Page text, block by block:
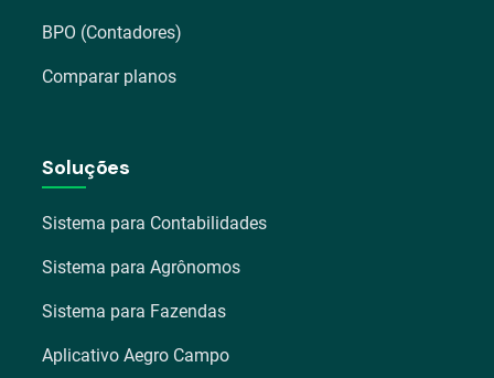
BPO (Contadores)
Comparar planos
Soluções
Sistema para Contabilidades
Sistema para Agrônomos
Sistema para Fazendas
Aplicativo Aegro Campo